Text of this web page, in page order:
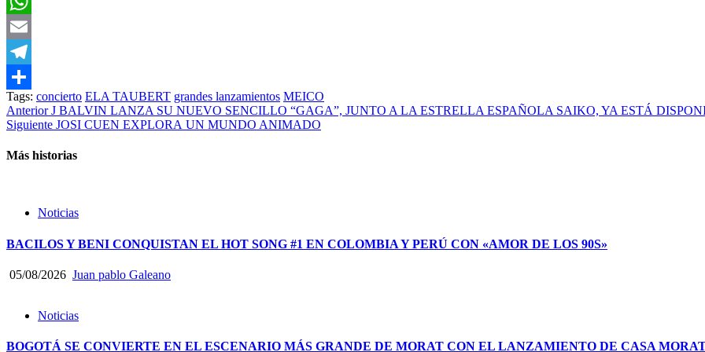
WhatsApp
Email
Telegram
Compartir
Tags: concierto ELA TAUBERT grandes lanzamientos MEICO
Post
navigation
AnteriorJ BALVIN LANZA SU NUEVO SENCILLO “GAGA”, JUNTO A LA ESTRELLA ESPAÑOLA SAIKO, YA ESTÁ
Siguiente JOSI CUEN EXPLORA UN MUNDO ANIMADO
Más historias
Noticias
BACILOS Y BENI CONQUISTAN EL HOT SONG #1 EN COLOMBIA Y PERÚ CON «AMOR DE LOS 90S»
05/08/2026 Juan pablo Galeano
Noticias
BOGOTÁ SE CONVIERTE EN EL ESCENARIO MÁS GRANDE DE MORAT CON EL LANZAMIENTO DE CASA